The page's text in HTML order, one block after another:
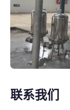
联系我们